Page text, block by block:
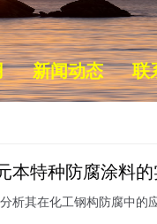
新闻动态 联
特种防腐涂料的
析其在化工钢构防腐中